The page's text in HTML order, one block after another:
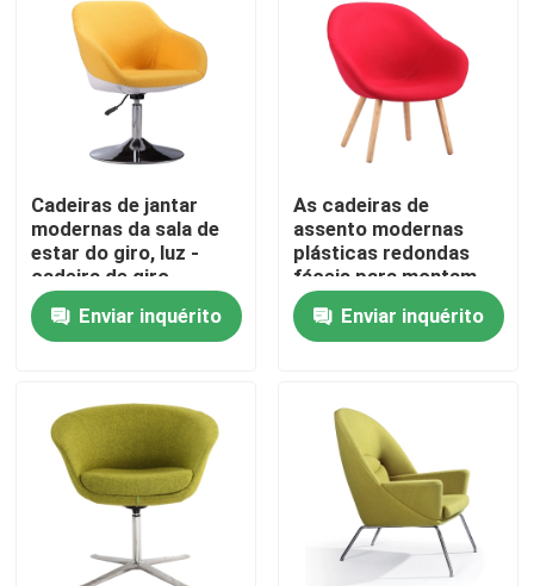
Sobre nós
Excursão da fábrica
Controle da qualidade
Contacte-nos
Peça umas citações
Cadeira de assento moderna
Cadeira de lazer moderna
Cadeira moderna do restaurante
Cadeiras de jantar
modernas da sala de
estar do giro, luz -
cadeira de giro
moderna amarela
Enviar inquérito
As cadeiras de
assento modernas
plásticas redondas
fáceis para montam
com pés de madeira
contínuosEnviar inquérito